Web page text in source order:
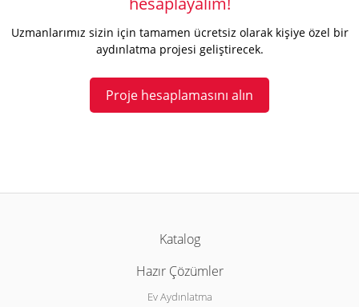
Uzmanlarımız sizin için tamamen ücretsiz olarak kişiye özel bir
aydınlatma projesi geliştirecek.
Proje hesaplamasını alın
Katalog
Hazır Çözümler
Ev Aydınlatma